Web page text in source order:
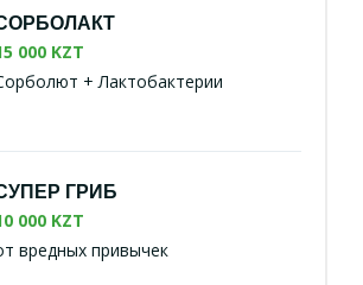
000 KZT
+ Лактобактерии
ГРИБ
000 KZT
вредных привычек